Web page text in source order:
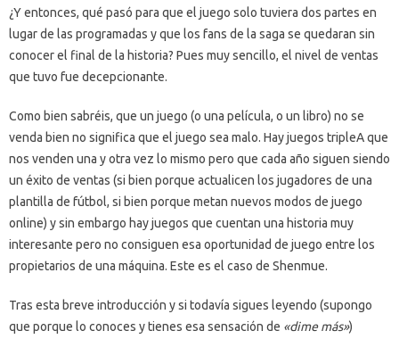
¿Y entonces, qué pasó para que el juego solo tuviera dos partes en
lugar de las programadas y que los fans de la saga se quedaran sin
conocer el final de la historia? Pues muy sencillo, el nivel de ventas
que tuvo fue decepcionante.
Como bien sabréis, que un juego (o una película, o un libro) no se
venda bien no significa que el juego sea malo. Hay juegos tripleA que
nos venden una y otra vez lo mismo pero que cada año siguen siendo
un éxito de ventas (si bien porque actualicen los jugadores de una
plantilla de fútbol, si bien porque metan nuevos modos de juego
online) y sin embargo hay juegos que cuentan una historia muy
interesante pero no consiguen esa oportunidad de juego entre los
propietarios de una máquina. Este es el caso de Shenmue.
Tras esta breve introducción y si todavía sigues leyendo (supongo
que porque lo conoces y tienes esa sensación de «dime más»)